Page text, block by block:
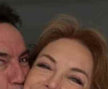
Inaugura
García
Agosto 6, 2026
Invita
Agosto 6, 2026